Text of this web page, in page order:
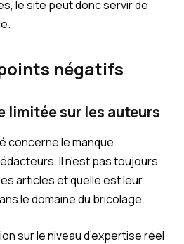
le site peut donc servir de
négatifs
limitée sur les auteurs
concerne le manque
Il n’est pas toujours
articles et quelle est leur
le domaine du bricolage.
sur le niveau d’expertise réel